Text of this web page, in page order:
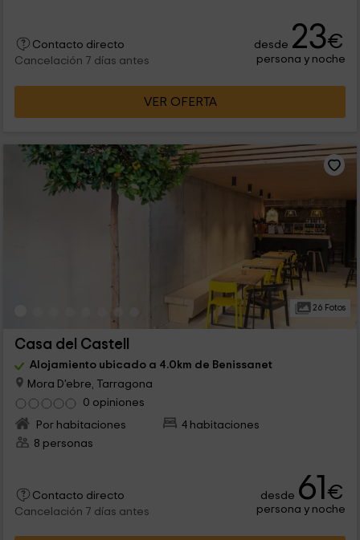
Contacto directo
Cancelación 7 días antes
desde 23€
persona y noche
VER OFERTA
26 Fotos
Casa del Castell
Alojamiento ubicado a 4.0km de Benissanet
Mora D'ebre, Tarragona
0 opiniones
Por habitaciones
4 habitaciones
8 personas
Contacto directo
Cancelación 7 días antes
desde 61€
persona y noche